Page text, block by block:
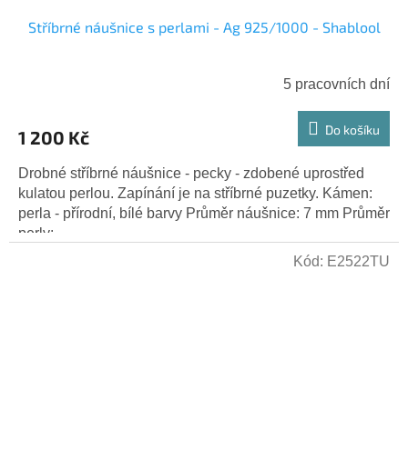
Stříbrné náušnice s perlami - Ag 925/1000 - Shablool
5 pracovních dní
1 200 Kč Do košíku
Drobné stříbrné náušnice - pecky - zdobené uprostřed
kulatou perlou. Zapínání je na stříbrné puzetky. Kámen:
perla - přírodní, bílé barvy Průměr náušnice: 7 mm Průměr
perly:...
Kód: E2522TU